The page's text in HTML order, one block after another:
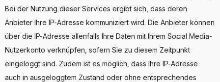
Bei der Nutzung dieser Services ergibt sich, dass deren
Anbieter Ihre IP-Adresse kommuniziert wird. Die Anbieter können
über die IP-Adresse allenfalls Ihre Daten mit Ihrem Social Media-
Nutzerkonto verknüpfen, sofern Sie zu diesem Zeitpunkt
eingeloggt sind. Zudem ist es möglich, dass Ihre IP-Adresse
auch in ausgeloggtem Zustand oder ohne entsprechendes